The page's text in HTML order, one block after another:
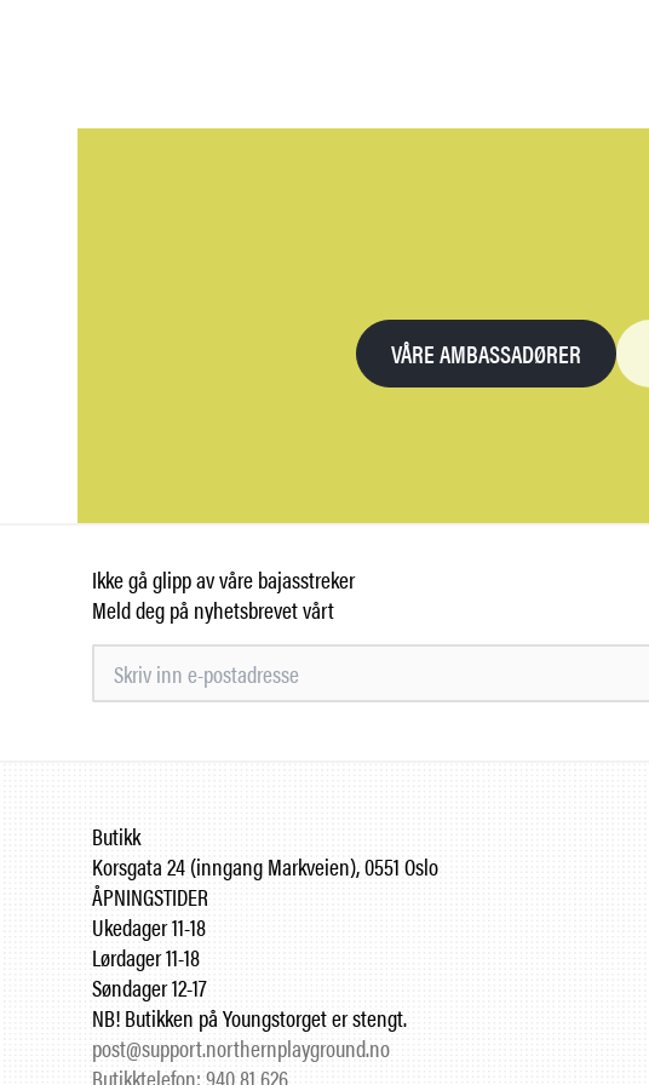
VÅRE AMBASSADØRER
Ikke gå glipp av våre bajasstreker
Meld deg på nyhetsbrevet vårt
Butikk
Korsgata 24 (inngang Markveien), 0551 Oslo
ÅPNINGSTIDER
Ukedager 11-18
Lørdager 11-18
Søndager 12-17
NB! Butikken på Youngstorget er stengt.
post@support.northernplayground.no
Butikktelefon: 940 81 626